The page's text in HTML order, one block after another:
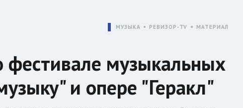
МУЗЫКА РЕВИЗОР-TV МАТЕРИАЛ
фестивале музыкальных
и опере "Геракл"